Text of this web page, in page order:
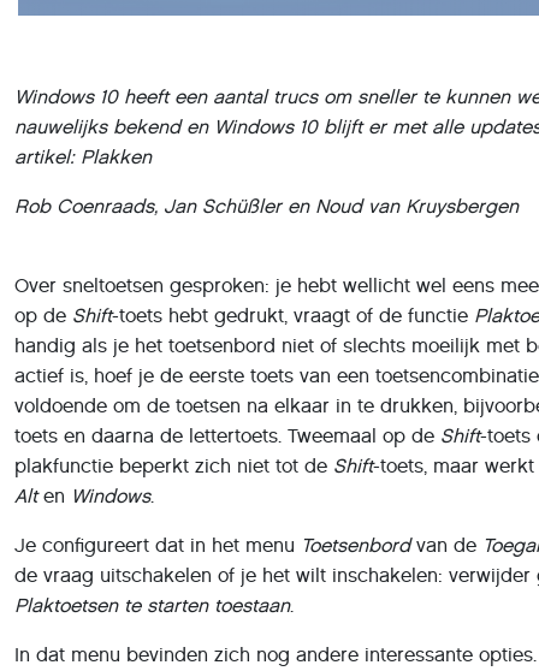
Windows 10 heeft een aantal trucs om sneller te kunnen
nauwelijks bekend en Windows 10 blijft er met alle
artikel: Plakken
Rob Coenraads, Jan Schüßler en Noud van Kruysbergen
Over sneltoetsen gesproken: je hebt wellicht wel eens
op de Shift-toets hebt gedrukt, vraagt of de functie
handig als je het toetsenbord niet of slechts moeilijk met
actief is, hoef je de eerste toets van een
voldoende om de toetsen na elkaar in te drukken,
toets en daarna de lettertoets. Tweemaal op de Shift-toets
plakfunctie beperkt zich niet tot de Shift-toets, maar
Alten Windows.
Je configureert dat in het menu Toetsenbordvan de
de vraag uitschakelen of je het wilt inschakelen:
Plaktoetsen te starten toestaan.
In dat menu bevinden zich nog andere interessante